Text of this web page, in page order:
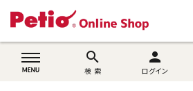
wovn-lang-name
search
検 索
person
ログイン